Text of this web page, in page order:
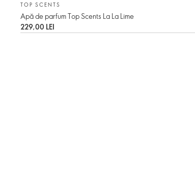
TOP SCENTS
Apă de parfum Top Scents La La Lime
229,00 LEI